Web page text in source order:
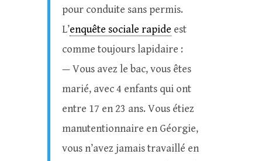
pour conduite sans permis.
L’enquête sociale rapide est
comme toujours lapidaire :
— Vous avez le bac, vous êtes
marié, avec 4 enfants qui ont
entre 17 en 23 ans. Vous étiez
manutentionnaire en Géorgie,
vous n’avez jamais travaillé en